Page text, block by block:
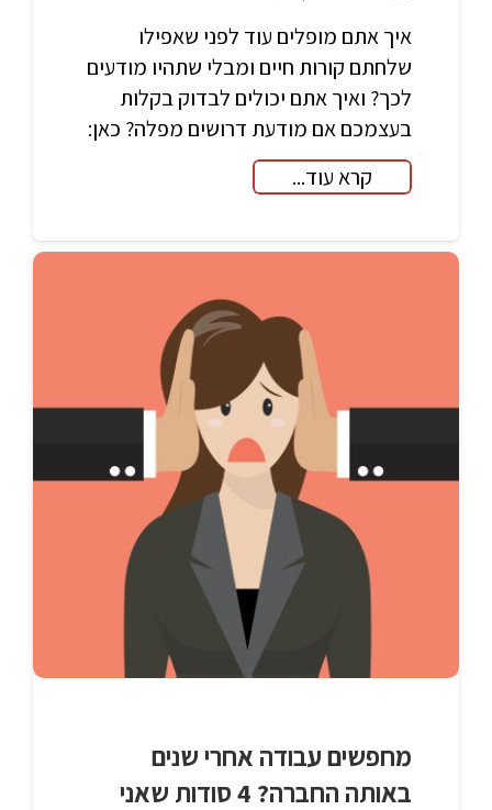
איך אתם מופלים עוד לפני שאפילו
שלחתם קורות חיים ומבלי שתהיו מודעים
לכך? ואיך אתם יכולים לבדוק בקלות
בעצמכם אם מודעת דרושים מפלה? כאן:
קרא עוד...
מחפשים עבודה אחרי שנים
באותה החברה? 4 סודות שאני